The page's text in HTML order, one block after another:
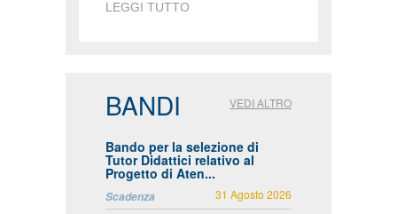
LEGGI TUTTO
BANDI VEDI ALTRO
Bando per la selezione di
Tutor Didattici relativo al
Progetto di Aten...
Scadenza 31 Agosto 2026